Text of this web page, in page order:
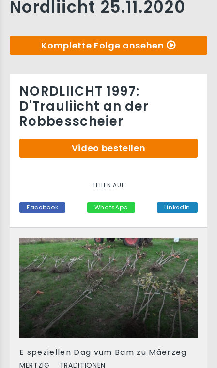
Nordliicht 25.11.2020
Komplette Folge ansehen
E speziellen Dag vum Bam zu Mäerzeg
MERTZIG TRADITIONEN
NORDLIICHT 1997:
D'Trauliicht an der
Robbesscheier
Video bestellen
TEILEN AUF
Facebook WhatsApp LinkedIn